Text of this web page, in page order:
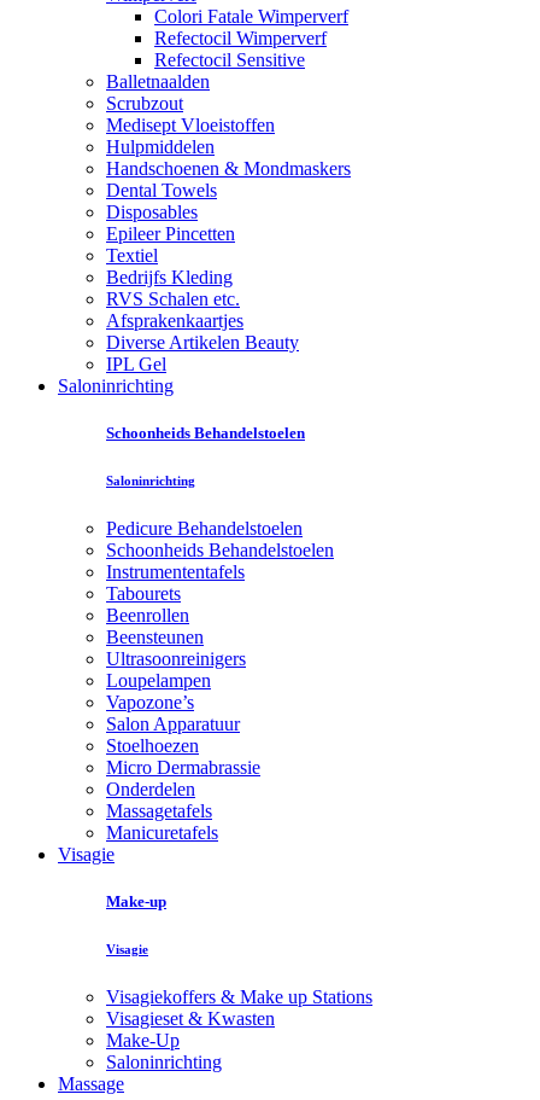
Colori Fatale Wimperverf
Refectocil Wimperverf
Refectocil Sensitive
Balletnaalden
Scrubzout
Medisept Vloeistoffen
Hulpmiddelen
Handschoenen & Mondmaskers
Dental Towels
Disposables
Epileer Pincetten
Textiel
Bedrijfs Kleding
RVS Schalen etc.
Afsprakenkaartjes
Diverse Artikelen Beauty
IPL Gel
Saloninrichting
Schoonheids Behandelstoelen
Saloninrichting
Pedicure Behandelstoelen
Schoonheids Behandelstoelen
Instrumententafels
Tabourets
Beenrollen
Beensteunen
Ultrasoonreinigers
Loupelampen
Vapozone’s
Salon Apparatuur
Stoelhoezen
Micro Dermabrassie
Onderdelen
Massagetafels
Manicuretafels
Visagie
Make-up
Visagie
Visagiekoffers & Make up Stations
Visagieset & Kwasten
Make-Up
Saloninrichting
Massage